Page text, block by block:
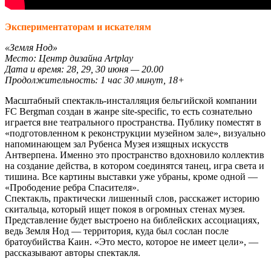
Экспериментаторам и искателям
«Земля Нод»
Место: Центр дизайна Artplay
Дата и время: 28, 29, 30 июня — 20.00
Продолжительность: 1 час 30 минут, 18+
Масштабный спектакль-инсталляция бельгийской компании
FC Bergman создан в жанре site-specific, то есть сознательно
играется вне театрального пространства. Публику поместят в
«подготовленном к реконструкции музейном зале», визуально
напоминающем зал Рубенса Музея изящных искусств
Антверпена. Именно это пространство вдохновило коллектив
на создание действа, в котором соединятся танец, игра света и
тишина. Все картины выставки уже убраны, кроме одной —
«Прободение ребра Спасителя».
Спектакль, практически лишенный слов, расскажет историю
скитальца, который ищет покоя в огромных стенах музея.
Представление будет выстроено на библейских ассоциациях,
ведь Земля Нод — территория, куда был сослан после
братоубийства Каин. «Это место, которое не имеет цели», —
рассказывают авторы спектакля.